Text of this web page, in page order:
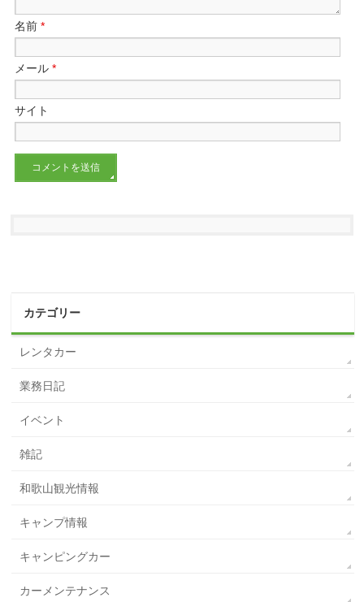
名前*
メール*
サイト
カテゴリー
レンタカー
業務日記
イベント
雑記
和歌山観光情報
キャンプ情報
キャンピングカー
カーメンテナンス